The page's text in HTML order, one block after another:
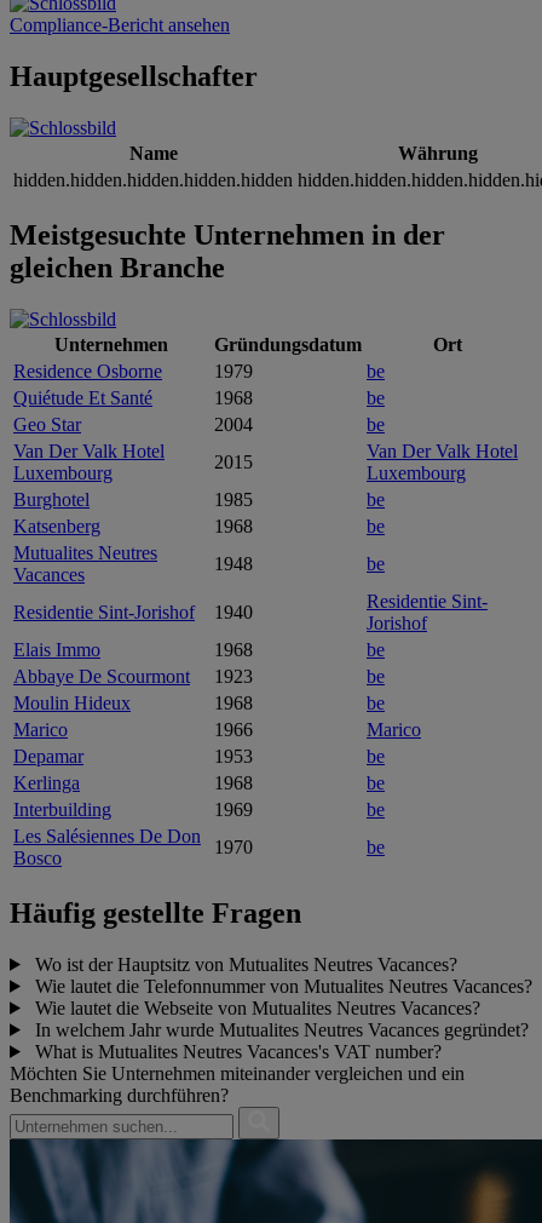
Compliance-Bericht ansehen
Hauptgesellschafter
Name
Währung
hidden.hidden.hidden.hidden.hidden
Meistgesuchte Unternehmen in der
gleichen Branche
Unternehmen Gründungsdatum
Ort
Residence Osborne
1979
be
Quiétude Et Santé
1968
be
Geo Star
2004
be
Van Der Valk Hotel
Luxembourg
2015
Van Der Valk Hotel
Luxembourg
Burghotel
1985
be
Katsenberg
1968
be
Mutualites Neutres
Vacances
1948 be
Residentie Sint-Jorishof 1940
Residentie Sint-
Jorishof
Elais Immo
1968
be
Abbaye De Scourmont
1923
be
Moulin Hideux
1968
be
Marico
1966
Marico
Depamar
1953
be
Kerlinga
1968
be
Interbuilding
1969
be
Les Salésiennes De Don
Bosco
1970 be
Häufig gestellte Fragen
Wo ist der Hauptsitz von Mutualites Neutres Vacances?
Wie lautet die Telefonnummer von Mutualites Neutres Vacances?
Wie lautet die Webseite von Mutualites Neutres Vacances?
In welchem Jahr wurde Mutualites Neutres Vacances gegründet?
What is Mutualites Neutres Vacances's VAT number?
Möchten Sie Unternehmen miteinander vergleichen und ein
Benchmarking durchführen?